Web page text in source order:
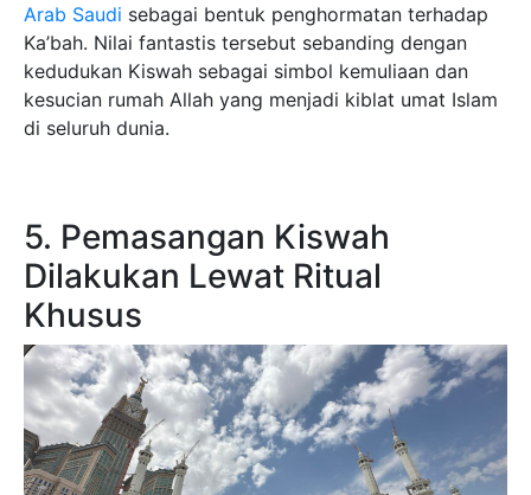
Arab Saudi sebagai bentuk penghormatan terhadap
Ka’bah. Nilai fantastis tersebut sebanding dengan
kedudukan Kiswah sebagai simbol kemuliaan dan
kesucian rumah Allah yang menjadi kiblat umat Islam
di seluruh dunia.
5. Pemasangan Kiswah
Dilakukan Lewat Ritual
Khusus